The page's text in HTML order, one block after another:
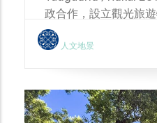
政合作，設立觀光旅
口設置「山林好朋友
景及美好記憶，寄到
鮮豔，帶有超現實主
高，更因作品內容深
人文地景